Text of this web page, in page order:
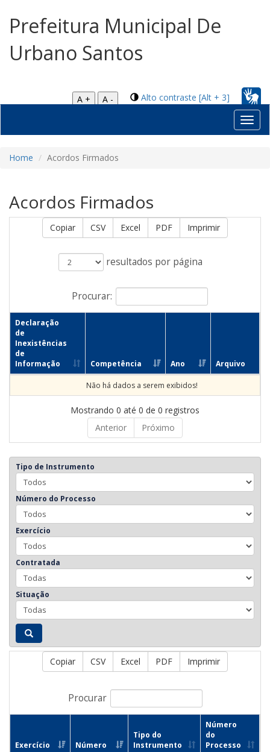
Prefeitura Municipal De
Urbano Santos
Alto contraste [Alt + 3]
A +
A -
Home Acordos Firmados
Acordos Firmados
Copiar CSV Excel PDF Imprimir
resultados por página
Procurar:
Declaração
de
Inexistências
de
Informação
Competência Ano Arquivo
Não há dados a serem exibidos!
Mostrando 0 até 0 de 0 registros
Anterior
Próximo
Tipo de Instrumento
Número do Processo
Exercício
Contratada
Situação
Copiar CSV Excel PDF Imprimir
Procurar
Exercício Número
Tipo do
Instrumento
Número
do
Processo